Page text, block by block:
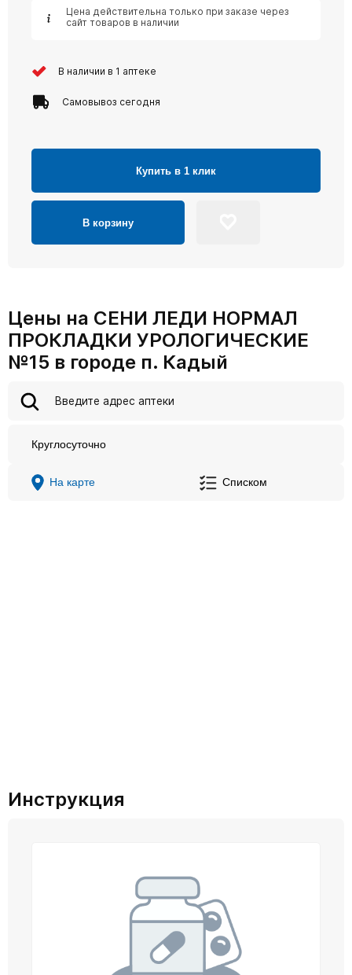
Цена действительна только при заказе через
сайт товаров в наличии
В наличии в 1 аптеке
Самовывоз сегодня
Купить в 1 клик
В корзину
Цены на СЕНИ ЛЕДИ НОРМАЛ
ПРОКЛАДКИ УРОЛОГИЧЕСКИЕ
№15 в городе п. Кадый
Круглосуточно
На карте Списком
Инструкция